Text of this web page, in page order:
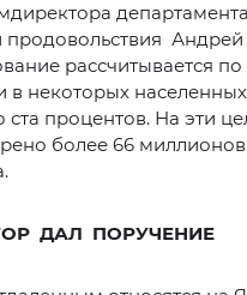
продовольствия
рассчитывается
в некоторых
ста процентов. На эти
более 66
ДАЛ ПОРУЧЕНИЕ